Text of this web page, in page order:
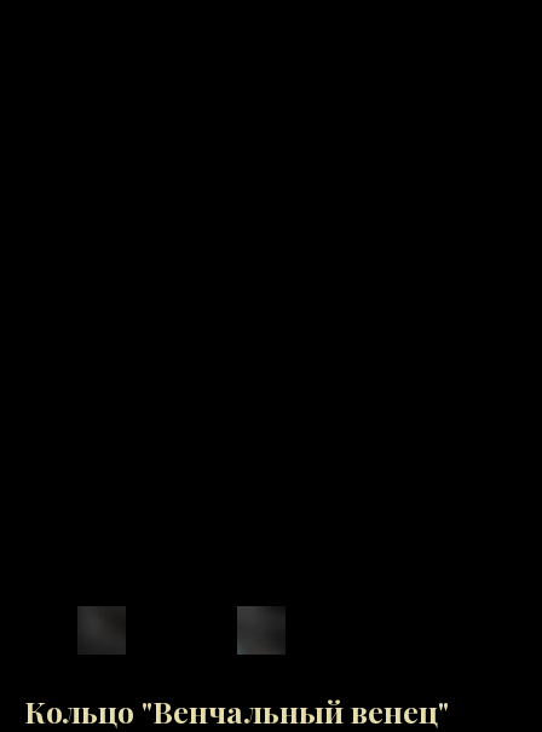
Кольцо "Венчальный венец"